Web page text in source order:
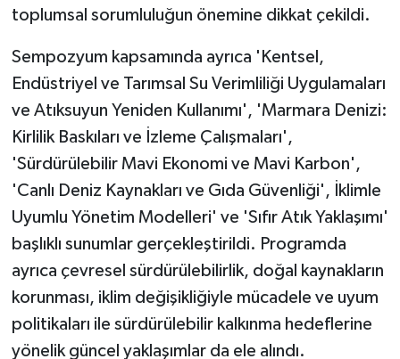
toplumsal sorumluluğun önemine dikkat çekildi.
Sempozyum kapsamında ayrıca 'Kentsel,
Endüstriyel ve Tarımsal Su Verimliliği Uygulamaları
ve Atıksuyun Yeniden Kullanımı', 'Marmara Denizi:
Kirlilik Baskıları ve İzleme Çalışmaları',
'Sürdürülebilir Mavi Ekonomi ve Mavi Karbon',
'Canlı Deniz Kaynakları ve Gıda Güvenliği', İklimle
Uyumlu Yönetim Modelleri' ve 'Sıfır Atık Yaklaşımı'
başlıklı sunumlar gerçekleştirildi. Programda
ayrıca çevresel sürdürülebilirlik, doğal kaynakların
korunması, iklim değişikliğiyle mücadele ve uyum
politikaları ile sürdürülebilir kalkınma hedeflerine
yönelik güncel yaklaşımlar da ele alındı.